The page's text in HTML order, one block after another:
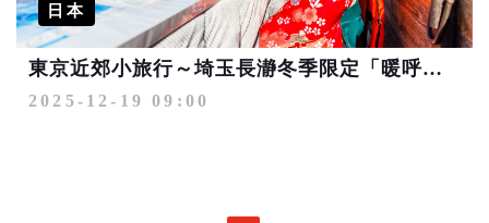
日本
東京近郊小旅行～埼玉長瀞冬季限定「暖呼呼炬燵船」自然體驗
2025-12-19 09:00